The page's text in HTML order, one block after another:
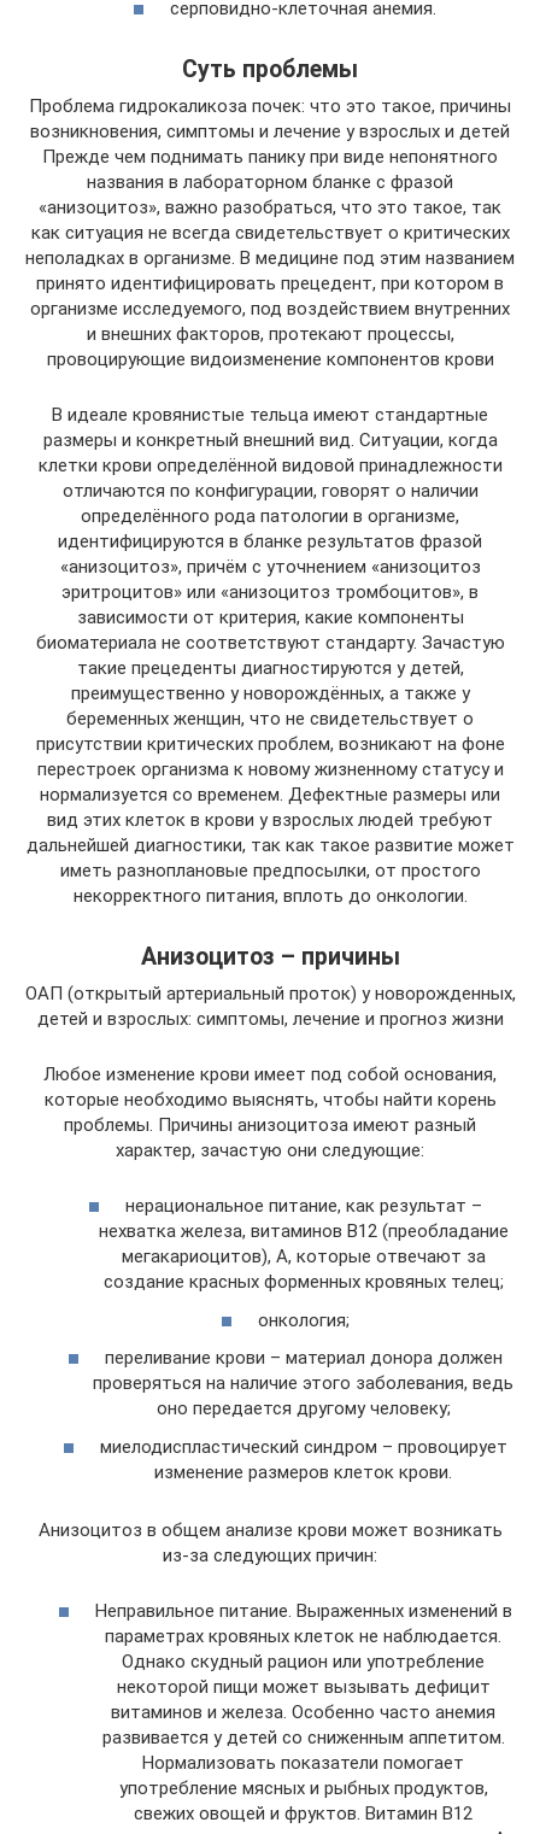
серповидно-клеточная анемия.
Суть проблемы
Проблема гидрокаликоза почек: что это такое, причины
возникновения, симптомы и лечение у взрослых и детей
Прежде чем поднимать панику при виде непонятного
названия в лабораторном бланке с фразой
«анизоцитоз», важно разобраться, что это такое, так
как ситуация не всегда свидетельствует о критических
неполадках в организме. В медицине под этим названием
принято идентифицировать прецедент, при котором в
организме исследуемого, под воздействием внутренних
и внешних факторов, протекают процессы,
провоцирующие видоизменение компонентов крови
В идеале кровянистые тельца имеют стандартные
размеры и конкретный внешний вид. Ситуации, когда
клетки крови определённой видовой принадлежности
отличаются по конфигурации, говорят о наличии
определённого рода патологии в организме,
идентифицируются в бланке результатов фразой
«анизоцитоз», причём с уточнением «анизоцитоз
эритроцитов» или «анизоцитоз тромбоцитов», в
зависимости от критерия, какие компоненты
биоматериала не соответствуют стандарту. Зачастую
такие прецеденты диагностируются у детей,
преимущественно у новорождённых, а также у
беременных женщин, что не свидетельствует о
присутствии критических проблем, возникают на фоне
перестроек организма к новому жизненному статусу и
нормализуется со временем. Дефектные размеры или
вид этих клеток в крови у взрослых людей требуют
дальнейшей диагностики, так как такое развитие может
иметь разноплановые предпосылки, от простого
некорректного питания, вплоть до онкологии.
Анизоцитоз – причины
ОАП (открытый артериальный проток) у новорожденных,
детей и взрослых: симптомы, лечение и прогноз жизни
Любое изменение крови имеет под собой основания,
которые необходимо выяснять, чтобы найти корень
проблемы. Причины анизоцитоза имеют разный
характер, зачастую они следующие:
нерациональное питание, как результат –
нехватка железа, витаминов В12 (преобладание
мегакариоцитов), А, которые отвечают за
создание красных форменных кровяных телец;
онкология;
переливание крови – материал донора должен
проверяться на наличие этого заболевания, ведь
оно передается другому человеку;
миелодиспластический синдром – провоцирует
изменение размеров клеток крови.
Анизоцитоз в общем анализе крови может возникать
из-за следующих причин:
Неправильное питание. Выраженных изменений в
параметрах кровяных клеток не наблюдается.
Однако скудный рацион или употребление
некоторой пищи может вызывать дефицит
витаминов и железа. Особенно часто анемия
развивается у детей со сниженным аппетитом.
Нормализовать показатели помогает
употребление мясных и рыбных продуктов,
свежих овощей и фруктов. Витамин В12